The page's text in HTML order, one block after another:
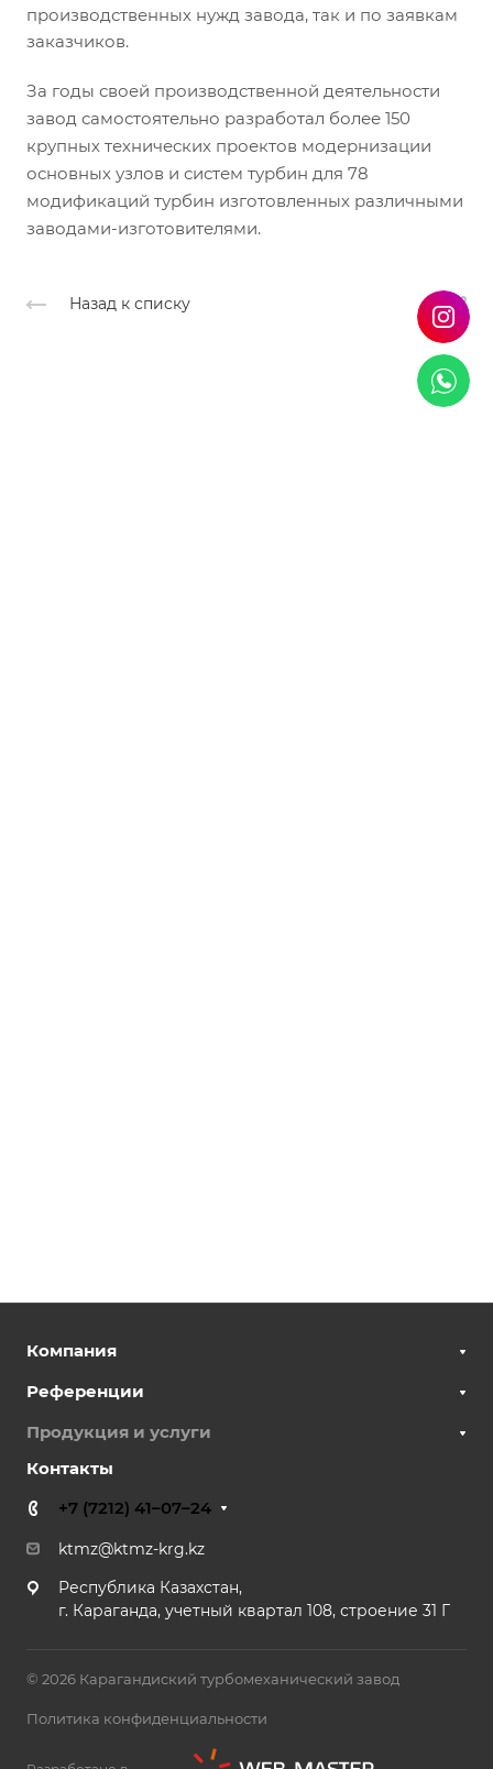
производственных нужд завода, так и по заявкам
заказчиков.
За годы своей производственной деятельности
завод самостоятельно разработал более 150
крупных технических проектов модернизации
основных узлов и систем турбин для 78
модификаций турбин изготовленных различными
заводами-изготовителями.
Назад к списку
Компания
Референции
Продукция и услуги
Контакты
+7 (7212) 41–07–24
ktmz@ktmz-krg.kz
Республика Казахстан,
г. Караганда, учетный квартал 108, строение 31 Г
© 2026 Карагандиский турбомеханический завод
Политика конфиденциальности